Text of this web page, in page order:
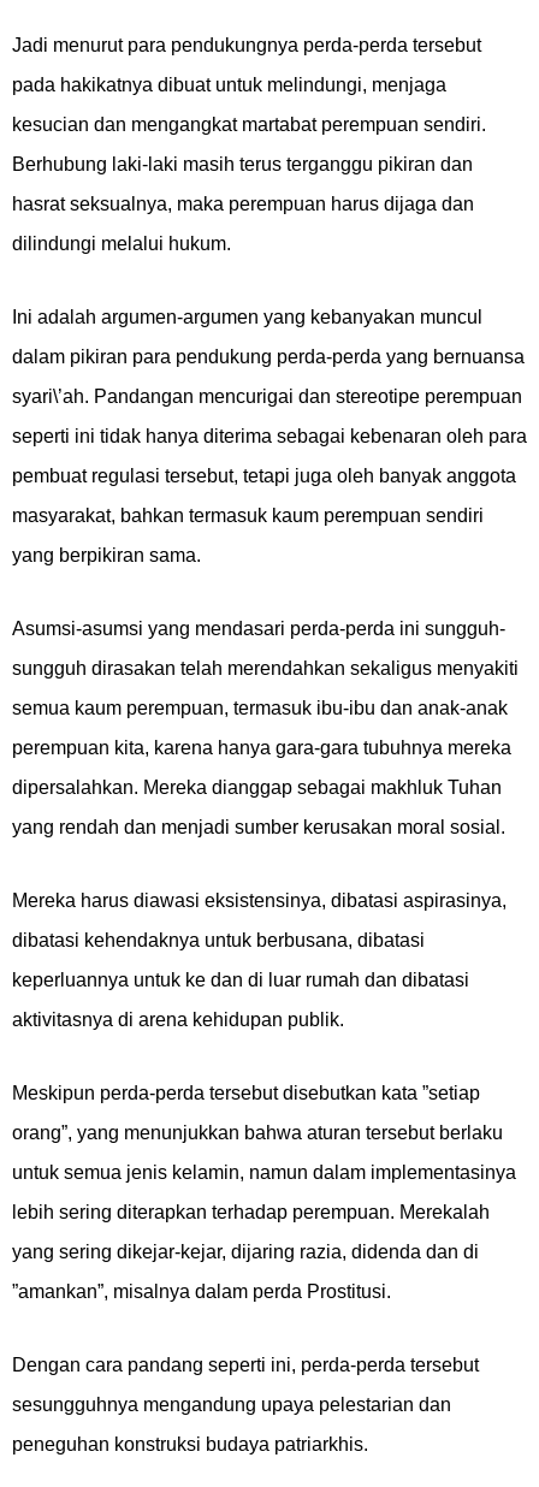
Jadi menurut para pendukungnya perda-perda tersebut
pada hakikatnya dibuat untuk melindungi, menjaga
kesucian dan mengangkat martabat perempuan sendiri.
Berhubung laki-laki masih terus terganggu pikiran dan
hasrat seksualnya, maka perempuan harus dijaga dan
dilindungi melalui hukum.
Ini adalah argumen-argumen yang kebanyakan muncul
dalam pikiran para pendukung perda-perda yang bernuansa
syari\’ah. Pandangan mencurigai dan stereotipe perempuan
seperti ini tidak hanya diterima sebagai kebenaran oleh para
pembuat regulasi tersebut, tetapi juga oleh banyak anggota
masyarakat, bahkan termasuk kaum perempuan sendiri
yang berpikiran sama.
Asumsi-asumsi yang mendasari perda-perda ini sungguh-
sungguh dirasakan telah merendahkan sekaligus menyakiti
semua kaum perempuan, termasuk ibu-ibu dan anak-anak
perempuan kita, karena hanya gara-gara tubuhnya mereka
dipersalahkan. Mereka dianggap sebagai makhluk Tuhan
yang rendah dan menjadi sumber kerusakan moral sosial.
Mereka harus diawasi eksistensinya, dibatasi aspirasinya,
dibatasi kehendaknya untuk berbusana, dibatasi
keperluannya untuk ke dan di luar rumah dan dibatasi
aktivitasnya di arena kehidupan publik.
Meskipun perda-perda tersebut disebutkan kata ”setiap
orang”, yang menunjukkan bahwa aturan tersebut berlaku
untuk semua jenis kelamin, namun dalam implementasinya
lebih sering diterapkan terhadap perempuan. Merekalah
yang sering dikejar-kejar, dijaring razia, didenda dan di
”amankan”, misalnya dalam perda Prostitusi.
Dengan cara pandang seperti ini, perda-perda tersebut
sesungguhnya mengandung upaya pelestarian dan
peneguhan konstruksi budaya patriarkhis.